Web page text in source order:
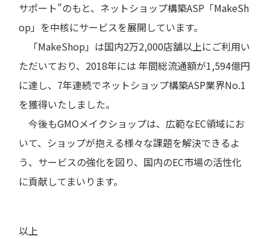
サポート”のもと、ネットショップ構築ASP「MakeSh
op」を中核にサービスを展開しています。
「MakeShop」は国内2万2,000店舗以上にご利用い
ただいており、2018年には 年間総流通額が1,594億円
に達し、7年連続でネットショップ構築ASP業界No.1
を獲得いたしました。
今後もGMOメイクショップは、広範なEC領域にお
いて、ショップが抱える様々な課題を解決できるよ
う、サービスの強化を図り、国内のEC市場の活性化
に貢献してまいります。
以上